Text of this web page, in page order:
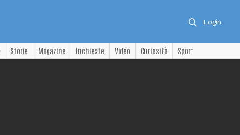
Login
Storie Magazine Inchieste Video Curiosità
Sport